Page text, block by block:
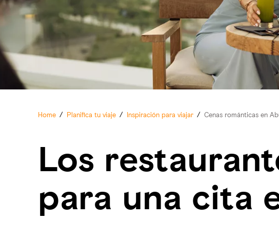
Home / Planifica tu viaje / Inspiración para viajar / Cenas románticas en
Los
para una cita